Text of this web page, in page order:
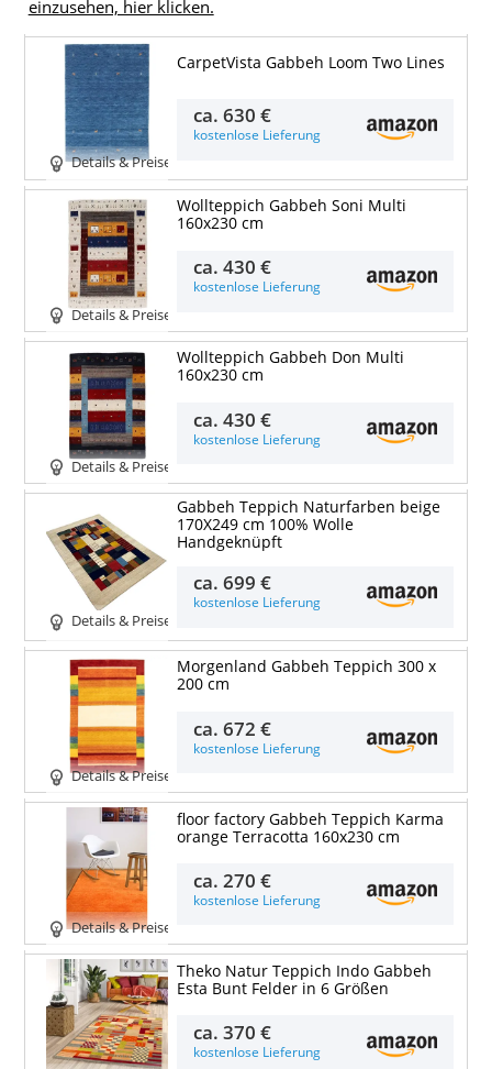
einzusehen, hier klicken.
Details & Preise
CarpetVista Gabbeh Loom Two Lines
ca.630 €
kostenlose Lieferung
Details & Preise
Wollteppich Gabbeh Soni Multi
160x230 cm
ca.430 €
kostenlose Lieferung
Details & Preise
Wollteppich Gabbeh Don Multi
160x230 cm
ca.430 €
kostenlose Lieferung
Details & Preise
Gabbeh Teppich Naturfarben beige
170X249 cm 100% Wolle
Handgeknüpft
ca.699 €
kostenlose Lieferung
Details & Preise
Morgenland Gabbeh Teppich 300 x
200 cm
ca.672 €
kostenlose Lieferung
Details & Preise
floor factory Gabbeh Teppich Karma
orange Terracotta 160x230 cm
ca.270 €
kostenlose Lieferung
Theko Natur Teppich Indo Gabbeh
Esta Bunt Felder in 6 Größen
ca.370 €
kostenlose Lieferung